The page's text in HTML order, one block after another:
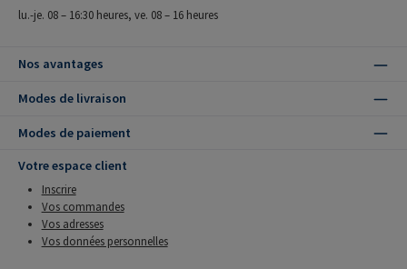
lu.-je. 08 – 16:30 heures, ve. 08 – 16 heures
Nos avantages
Modes de livraison
Modes de paiement
Votre espace client
Inscrire
Vos commandes
Vos adresses
Vos données personnelles